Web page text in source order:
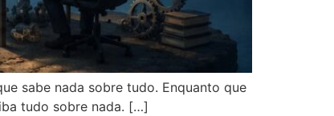
sabe nada sobre tudo. Enquanto que
tudo sobre nada. […]